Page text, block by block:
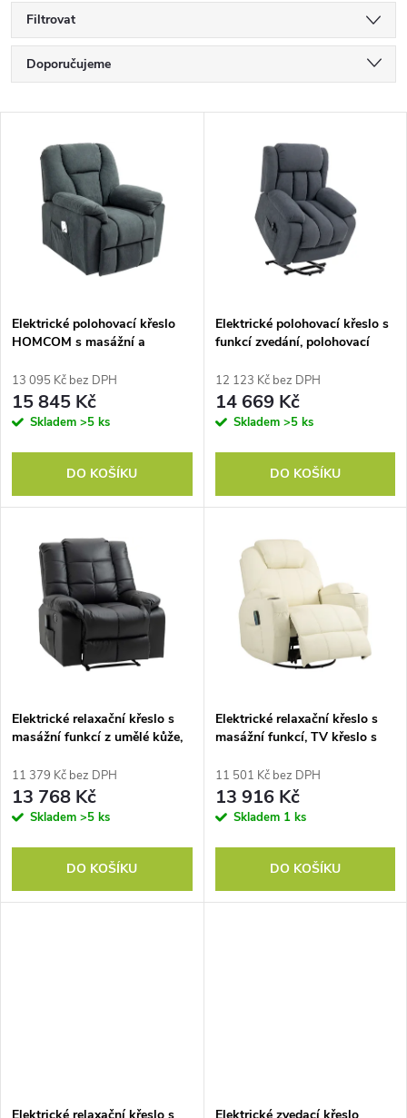
Filtrovat
Ř
a
p
r
o
u
Doporučujeme
Nejprodávanější
Abecedně
s
p
r
o
d
Elektrické polohovací křeslo
HOMCOM s masážní a
křeslo s USB portem, boční
kapsy, šedé
13 095 Kč bez DPH
15 845 Kč
Skladem >5 ks
DO KOŠÍKU
Elektrické polohovací křeslo s
funkcí zvedání, polohovací
93x91x103 cm, tmavě šedá
12 123 Kč bez DPH
14 669 Kč
Skladem >5 ks
DO KOŠÍKU
Elektrické relaxační křeslo s
masážní funkcí z umělé kůže,
cm pro maximální pohodlí
11 379 Kč bez DPH
13 768 Kč
Skladem >5 ks
DO KOŠÍKU
Elektrické relaxační křeslo s
masážní funkcí, TV křeslo s
pružinovým systémem a
dálkovým ovládáním pro
maximální pohodlí
11 501 Kč bez DPH
13 916 Kč
Skladem 1 ks
DO KOŠÍKU
Elektrické relaxační křeslo s
Elektrické zvedací křeslo